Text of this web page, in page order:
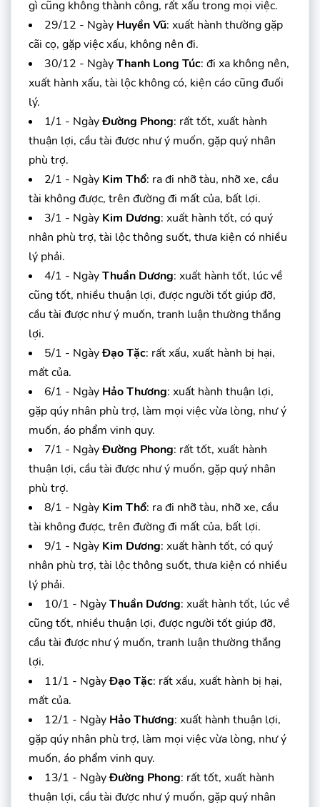
gì cũng không thành công, rất xấu trong mọi việc.
29/12 - Ngày Huyền Vũ: xuất hành thường gặp
cãi cọ, gặp việc xấu, không nên đi.
30/12 - NgàyThanh Long Túc: đi xa không nên,
xuất hành xấu, tài lộc không có, kiện cáo cũng đuối
lý.
1/1 - NgàyĐường Phong: rất tốt, xuất hành
thuận lợi, cầu tài được như ý muốn, gặp quý nhân
phù trợ.
2/1 - Ngày Kim Thổ: ra đi nhỡ tàu, nhỡ xe, cầu
tài không được, trên đường đi mất của, bất lợi.
3/1 - Ngày Kim Dương: xuất hành tốt, có quý
nhân phù trợ, tài lộc thông suốt, thưa kiện có nhiều
lý phải.
4/1 - NgàyThuần Dương: xuất hành tốt, lúc về
cũng tốt, nhiều thuận lợi, được người tốt giúp đỡ,
cầu tài được như ý muốn, tranh luận thường thắng
lợi.
5/1 - NgàyĐạo Tặc: rất xấu, xuất hành bị hại,
mất của.
6/1 - Ngày Hảo Thương: xuất hành thuận lợi,
gặp qúy nhân phù trợ, làm mọi việc vừa lòng, như ý
muốn, áo phẩm vinh quy.
7/1 - NgàyĐường Phong: rất tốt, xuất hành
thuận lợi, cầu tài được như ý muốn, gặp quý nhân
phù trợ.
8/1 - Ngày Kim Thổ: ra đi nhỡ tàu, nhỡ xe, cầu
tài không được, trên đường đi mất của, bất lợi.
9/1 - Ngày Kim Dương: xuất hành tốt, có quý
nhân phù trợ, tài lộc thông suốt, thưa kiện có nhiều
lý phải.
10/1 - NgàyThuần Dương: xuất hành tốt, lúc về
cũng tốt, nhiều thuận lợi, được người tốt giúp đỡ,
cầu tài được như ý muốn, tranh luận thường thắng
lợi.
11/1 - NgàyĐạo Tặc: rất xấu, xuất hành bị hại,
mất của.
12/1 - Ngày Hảo Thương: xuất hành thuận lợi,
gặp qúy nhân phù trợ, làm mọi việc vừa lòng, như ý
muốn, áo phẩm vinh quy.
13/1 - NgàyĐường Phong: rất tốt, xuất hành
thuận lợi, cầu tài được như ý muốn, gặp quý nhân